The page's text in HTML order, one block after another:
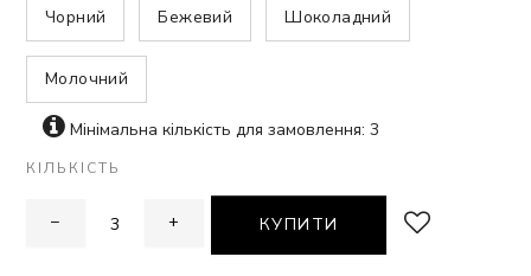
Чорний Бежевий Шоколадний
Молочний
Мінімальна кількість для замовлення: 3
КІЛЬКІСТЬ
− + КУПИТИ